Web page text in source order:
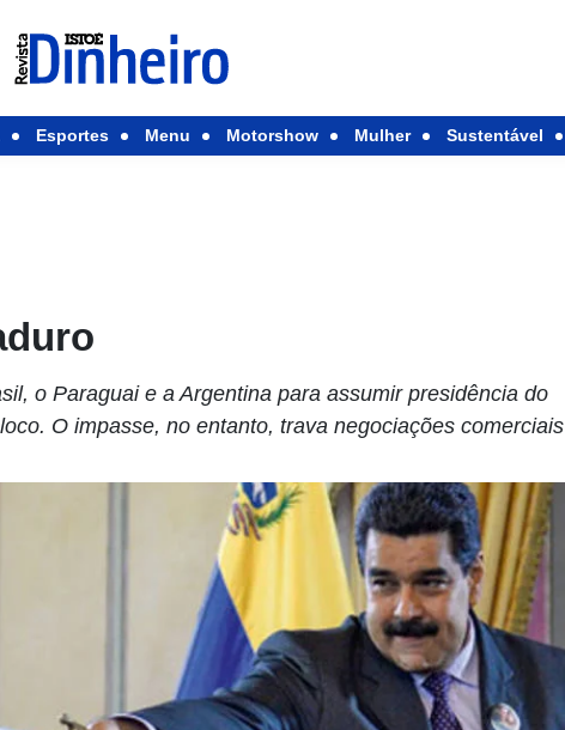
Esportes Menu Motorshow Mulher Sustentável
o Paraguai e a Argentina para assumir presidência do
O impasse, no entanto, trava negociações comerciais